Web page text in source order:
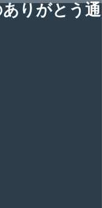
りがとう通